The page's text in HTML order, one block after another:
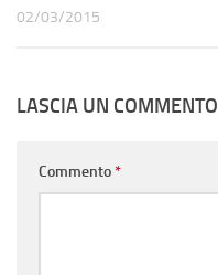
02/03/2015
LASCIA UN COMMENTO
Commento*